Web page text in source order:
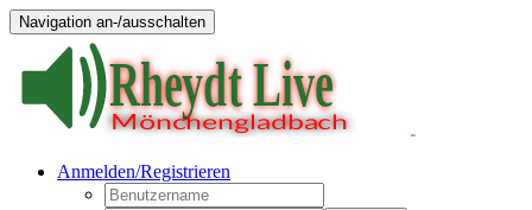
Navigation an-/ausschalten
Anmelden/Registrieren